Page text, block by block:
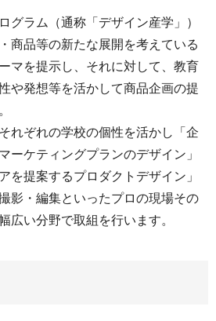
ラム（通称「デザイン産学」）
商品等の新たな展開を考えている
マを提示し、それに対して、教育
や発想等を活かして商品企画の提
れぞれの学校の個性を活かし「企
ーケティングプランのデザイン」
を提案するプロダクトデザイン」
影・編集といったプロの現場その
広い分野で取組を行います。